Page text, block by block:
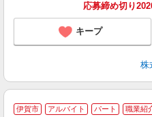
応募締め切り
キープ
株
伊賀市 アルバイト パート 職業紹